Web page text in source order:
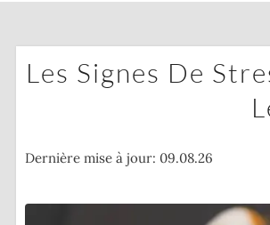
Les Signes De
Dernière mise à jour: 09.08.26